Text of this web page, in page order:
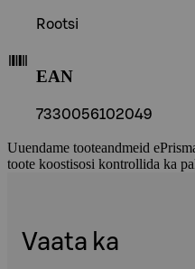
Rootsi
EAN
7330056102049
Uuendame tooteandmeid
toote koostisosi kontrollida ka
Vaata ka